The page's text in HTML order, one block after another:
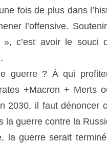
fois de plus dans
l’offensive.
c’est avoir le souci
guerre ? À qui
+Macron + Merts
2030, il faut dénoncer
la guerre contre la
la guerre serait